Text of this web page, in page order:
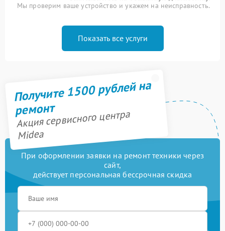
Мы проверим ваше устройство и укажем на неисправность.
Показать все услуги
Получите 1500 рублей на
ремонт
Акция сервисного центра
Midea
При оформлении заявки на ремонт техники через
сайт,
действует персональная бессрочная скидка